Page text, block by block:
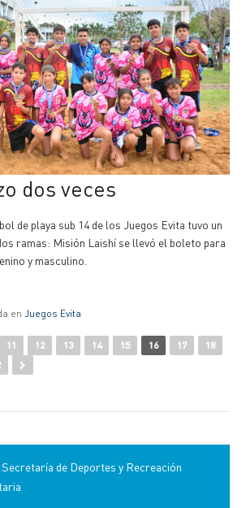
dos veces
de playa sub 14 de los Juegos Evita tuvo un
ramas: Misión Laishí se llevó el boleto para
y masculino.
en Juegos Evita
11 12 13 14 15 16 17
18
de Deportes y Recreación